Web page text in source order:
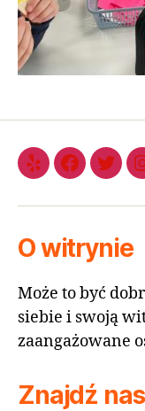
O witrynie
Może to być
siebie i swoją
zaangażowane
Znajdź nas